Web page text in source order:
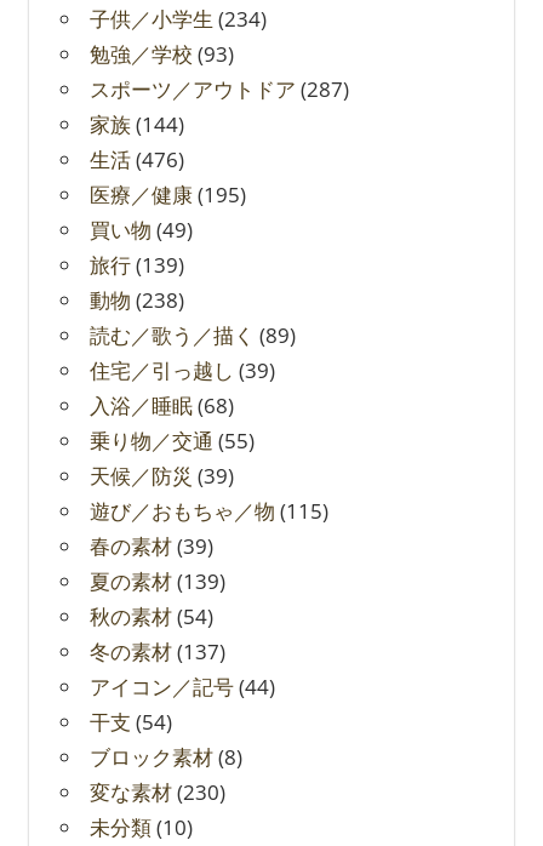
子供／小学生 (234)
勉強／学校 (93)
スポーツ／アウトドア (287)
家族(144)
生活(476)
医療／健康(195)
買い物 (49)
旅行(139)
動物 (238)
読む／歌う／描く (89)
住宅／引っ越し (39)
入浴／睡眠(68)
乗り物／交通 (55)
天候／防災 (39)
遊び／おもちゃ／物 (115)
春の素材(39)
夏の素材(139)
秋の素材(54)
冬の素材(137)
アイコン／記号(44)
干支 (54)
ブロック素材(8)
変な素材(230)
未分類(10)